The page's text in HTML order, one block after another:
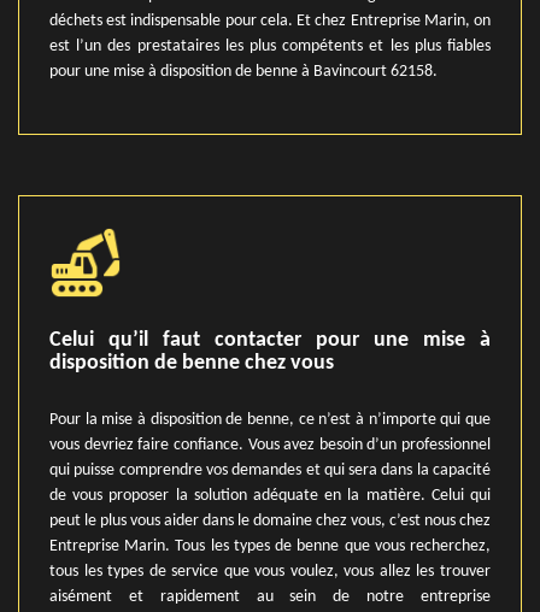
déchets est indispensable pour cela. Et chez Entreprise Marin, on
est l’un des prestataires les plus compétents et les plus fiables
pour une mise à disposition de benne à Bavincourt 62158.
Celui qu’il faut contacter pour une mise à
disposition de benne chez vous
Pour la mise à disposition de benne, ce n’est à n’importe qui que
vous devriez faire confiance. Vous avez besoin d’un professionnel
qui puisse comprendre vos demandes et qui sera dans la capacité
de vous proposer la solution adéquate en la matière. Celui qui
peut le plus vous aider dans le domaine chez vous, c’est nous chez
Entreprise Marin. Tous les types de benne que vous recherchez,
tous les types de service que vous voulez, vous allez les trouver
aisément et rapidement au sein de notre entreprise